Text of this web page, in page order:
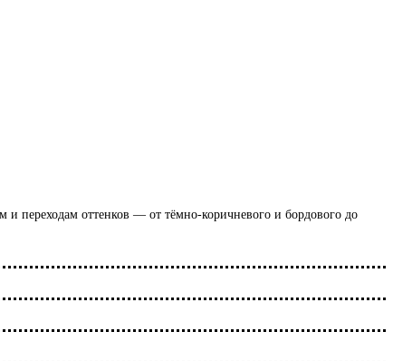
переходам оттенков — от тёмно-коричневого и бордового до